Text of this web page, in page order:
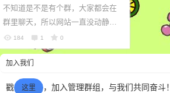
不知道是不是有个群，大家都会在
群里聊天，所以网站一直没动静，
各位有啥头绪？
184 1 0
加入我们
戳 这里 ，加入管理群组，与我们共同奋斗！